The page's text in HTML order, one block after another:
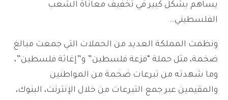
يساهم بشكل كبير في تخفيف معاناة الشعب
الفلسطيني..
ونظمت المملكة العديد من الحملات التي جمعت مبالغ
ضخمة، مثل حملة “فزعة فلسطين” و”إغاثة فلسطين”،
وما شهدته من تبرعات ضخمة من المواطنين
والمقيمين عبر جمع التبرعات من خلال الإنترنت، البنوك،